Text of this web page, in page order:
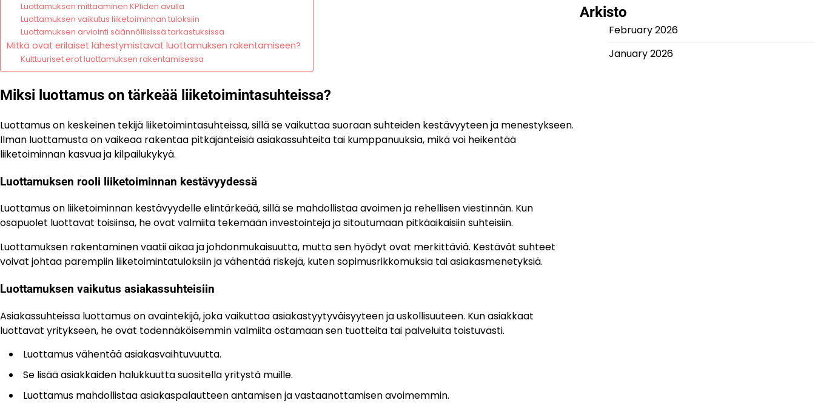
Luottamuksen mittaaminen KPIiden avulla
Luottamuksen vaikutus liiketoiminnan tuloksiin
Luottamuksen arviointi säännöllisissä tarkastuksissa
Mitkä ovat erilaiset lähestymistavat luottamuksen rakentamiseen?
Kulttuuriset erot luottamuksen rakentamisessa
Miksi luottamus on tärkeää liiketoimintasuhteissa?
Luottamus on keskeinen tekijä liiketoimintasuhteissa, sillä se vaikuttaa suoraan suhteiden kestävyyteen ja menestykseen.
Ilman luottamusta on vaikeaa rakentaa pitkäjänteisiä asiakassuhteita tai kumppanuuksia, mikä voi heikentää
liiketoiminnan kasvua ja kilpailukykyä.
Luottamuksen rooli liiketoiminnan kestävyydessä
Luottamus on liiketoiminnan kestävyydelle elintärkeää, sillä se mahdollistaa avoimen ja rehellisen viestinnän. Kun
osapuolet luottavat toisiinsa, he ovat valmiita tekemään investointeja ja sitoutumaan pitkäaikaisiin suhteisiin.
Luottamuksen rakentaminen vaatii aikaa ja johdonmukaisuutta, mutta sen hyödyt ovat merkittäviä. Kestävät suhteet
voivat johtaa parempiin liiketoimintatuloksiin ja vähentää riskejä, kuten sopimusrikkomuksia tai asiakasmenetyksiä.
Luottamuksen vaikutus asiakassuhteisiin
Asiakassuhteissa luottamus on avaintekijä, joka vaikuttaa asiakastyytyväisyyteen ja uskollisuuteen. Kun asiakkaat
luottavat yritykseen, he ovat todennäköisemmin valmiita ostamaan sen tuotteita tai palveluita toistuvasti.
Luottamus vähentää asiakasvaihtuvuutta.
Se lisää asiakkaiden halukkuutta suositella yritystä muille.
Luottamus mahdollistaa asiakaspalautteen antamisen ja vastaanottamisen avoimemmin.
Arkisto
February 2026
January 2026